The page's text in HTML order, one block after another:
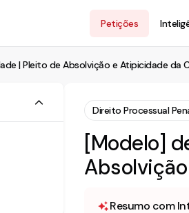
Petições
| Pleito de Absolvição e Atipicidade da
Direito Processual
[Modelo]
Resumo com